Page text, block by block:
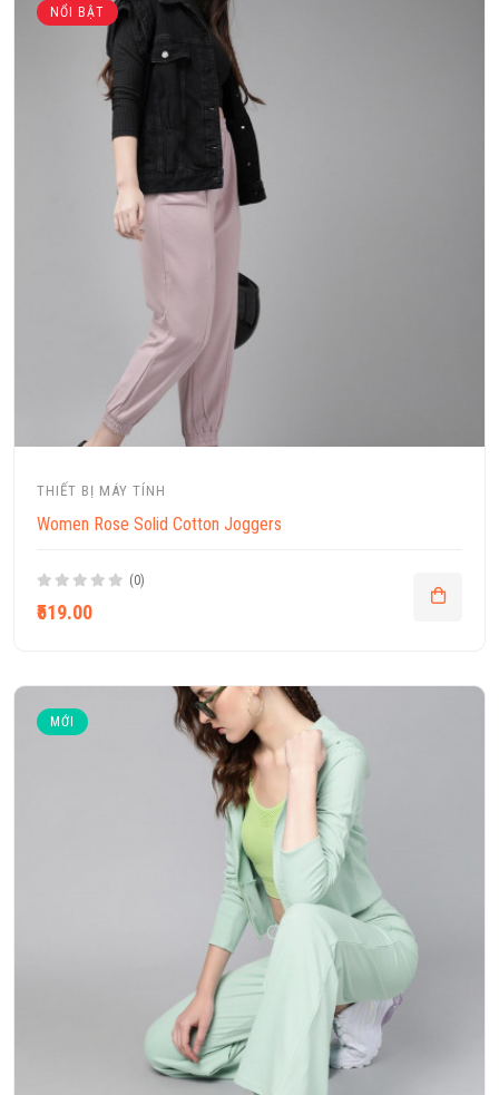
NỔI BẬT
THIẾT BỊ MÁY TÍNH
Women Rose Solid Cotton Joggers
(0)
₹519.00
MỚI